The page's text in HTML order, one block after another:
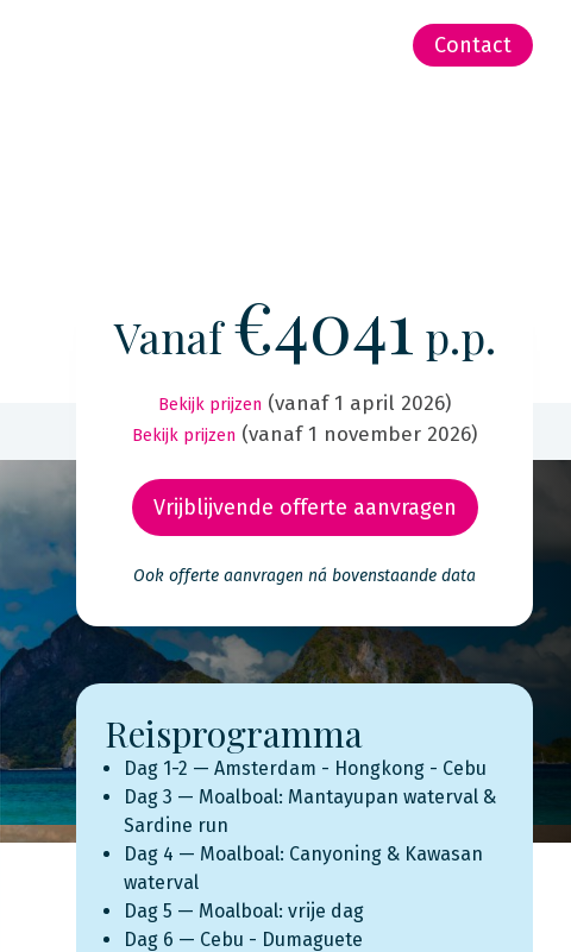
Contact
Vanaf€4041 p.p.
Bekijk prijzen (vanaf 1 april 2026)
Bekijk prijzen (vanaf 1 november 2026)
Vrijblijvende offerte aanvragen
Ook offerte aanvragen ná bovenstaande data
Reisprogramma
Dag 1-2 — Amsterdam - Hongkong - Cebu
Dag 3 — Moalboal: Mantayupan waterval &
Sardine run
Dag 4 — Moalboal: Canyoning & Kawasan
waterval
Dag 5 — Moalboal: vrije dag
Dag 6 — Cebu - Dumaguete